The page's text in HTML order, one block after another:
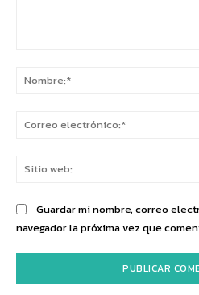
Guardar mi nombre, correo
navegador la próxima vez que